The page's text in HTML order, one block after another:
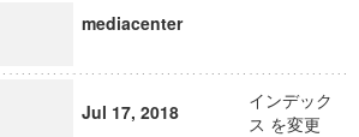
mediacenter
Jul 17, 2018
インデック
ス を変更